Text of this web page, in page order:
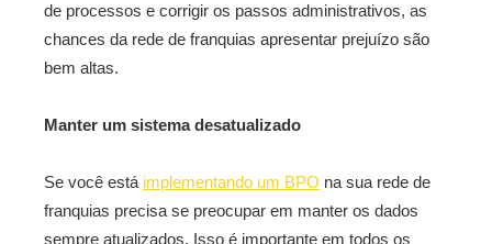
de processos e corrigir os passos administrativos, as
chances da rede de franquias apresentar prejuízo são
bem altas.
Manter um sistema desatualizado
Se você está implementando um BPO na sua rede de
franquias precisa se preocupar em manter os dados
sempre atualizados. Isso é importante em todos os